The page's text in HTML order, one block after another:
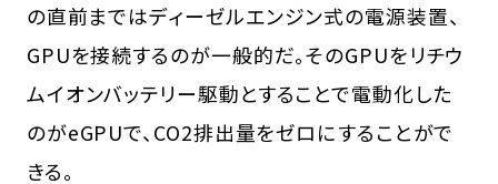
の直前まではディーゼルエンジン式の電源装置、
GPUを接続するのが一般的だ。そのGPUをリチウ
ムイオンバッテリー駆動とすることで電動化した
のがeGPUで、CO2排出量をゼロにすることがで
きる。